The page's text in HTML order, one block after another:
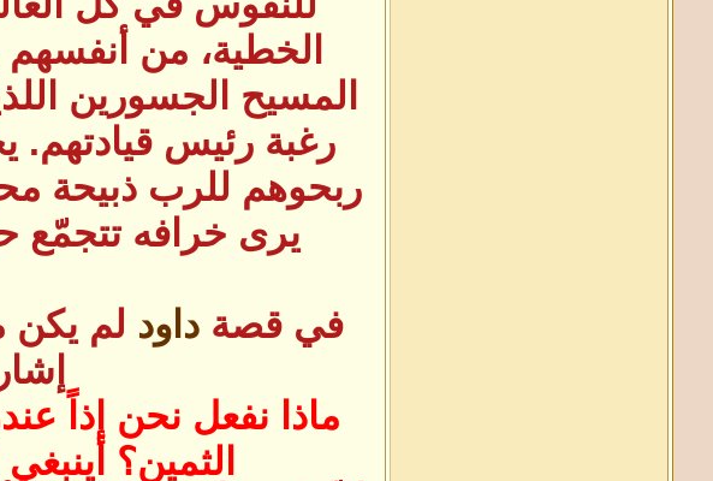
الخطية، من أنفسهم
المسيح الجسورين
رغبة رئيس قيادتهم.
ربحوهم للرب ذبيحة
يرى خرافه تتجمّع
في قصةداود لم يكن
ماذا نفعل نحن إذاً
الثمين؟